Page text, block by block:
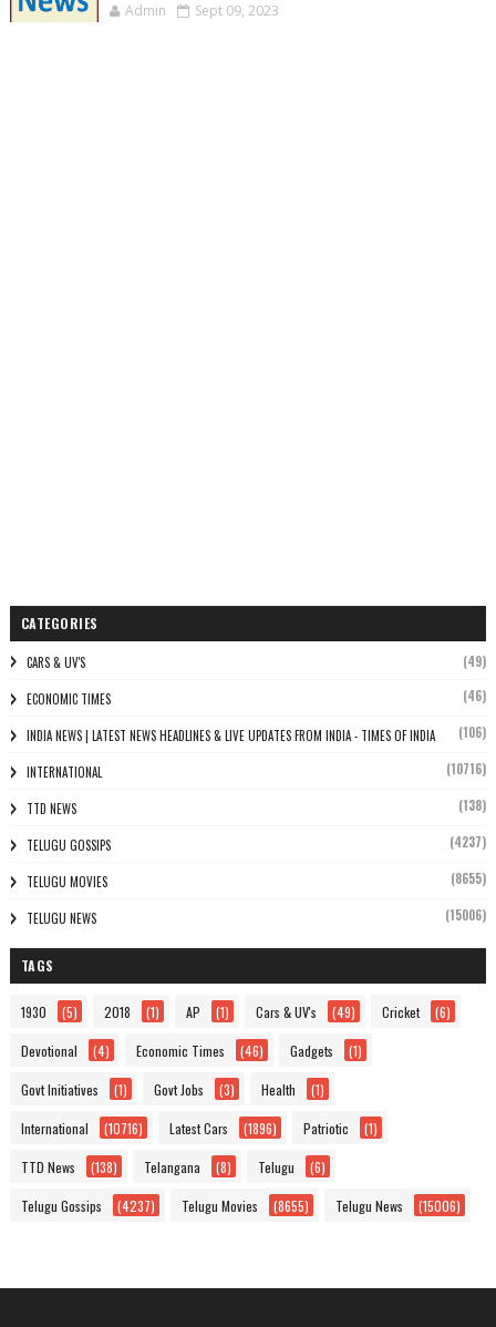
Admin Sept 09, 2023
CATEGORIES
CARS & UV'S (49)
ECONOMIC TIMES (46)
INDIA NEWS | LATEST NEWS HEADLINES & LIVE UPDATES FROM INDIA - TIMES OF INDIA (106)
INTERNATIONAL (10716)
TTD NEWS (138)
TELUGU GOSSIPS (4237)
TELUGU MOVIES (8655)
TELUGU NEWS (15006)
TAGS
1930 (5) 2018 (1) AP (1) Cars & UV's (49) Cricket (6)
Devotional (4) Economic Times (46) Gadgets (1)
Govt Initiatives (1) Govt Jobs (3) Health (1)
International (10716) Latest Cars (1896) Patriotic (1)
TTD News (138) Telangana (8) Telugu (6)
Telugu Gossips (4237) Telugu Movies (8655) Telugu News (15006)